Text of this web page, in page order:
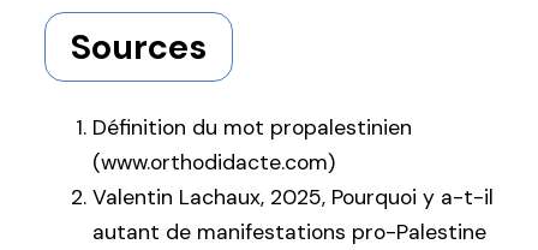
Sources
Définition du mot propalestinien
(www.orthodidacte.com)
Valentin Lachaux, 2025, Pourquoi y a-t-il
autant de manifestations pro-Palestine